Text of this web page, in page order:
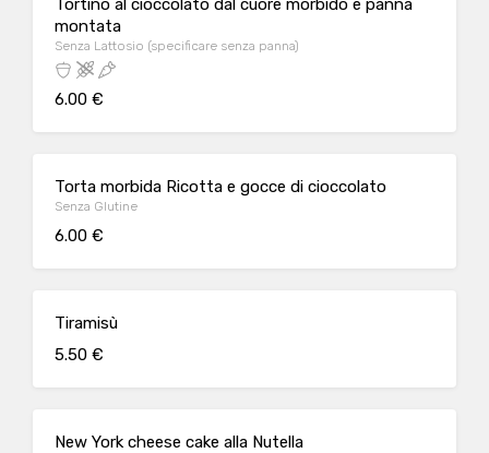
Tortino al cioccolato dal cuore morbido e panna
montata
Senza Lattosio (specificare senza panna)
6.00 €
Torta morbida Ricotta e gocce di cioccolato
Senza Glutine
6.00 €
Tiramisù
5.50 €
New York cheese cake alla Nutella